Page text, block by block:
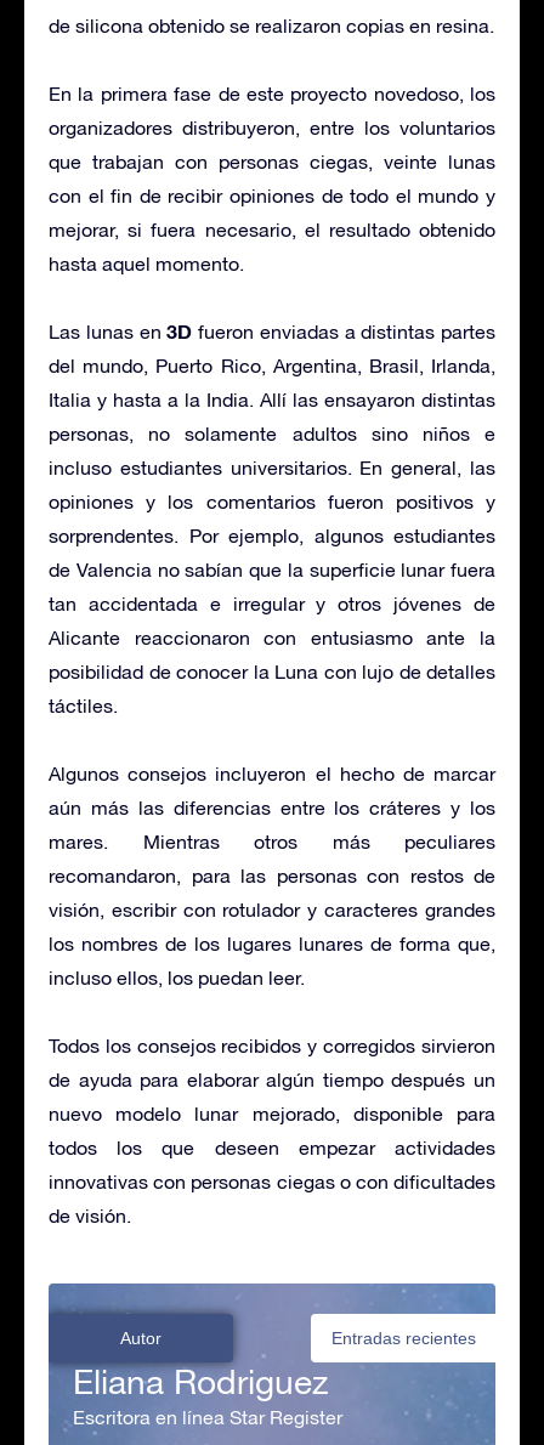
de silicona obtenido se realizaron copias en resina.
En la primera fase de este proyecto novedoso, los
organizadores distribuyeron, entre los voluntarios
que trabajan con personas ciegas, veinte lunas
con el fin de recibir opiniones de todo el mundo y
mejorar, si fuera necesario, el resultado obtenido
hasta aquel momento.
Las lunas en3D fueron enviadas a distintas partes
del mundo, Puerto Rico, Argentina, Brasil, Irlanda,
Italia y hasta a la India. Allí las ensayaron distintas
personas, no solamente adultos sino niños e
incluso estudiantes universitarios. En general, las
opiniones y los comentarios fueron positivos y
sorprendentes. Por ejemplo, algunos estudiantes
de Valencia no sabían que la superficie lunar fuera
tan accidentada e irregular y otros jóvenes de
Alicante reaccionaron con entusiasmo ante la
posibilidad de conocer la Luna con lujo de detalles
táctiles.
Algunos consejos incluyeron el hecho de marcar
aún más las diferencias entre los cráteres y los
mares. Mientras otros más peculiares
recomandaron, para las personas con restos de
visión, escribir con rotulador y caracteres grandes
los nombres de los lugares lunares de forma que,
incluso ellos, los puedan leer.
Todos los consejos recibidos y corregidos sirvieron
de ayuda para elaborar algún tiempo después un
nuevo modelo lunar mejorado, disponible para
todos los que deseen empezar actividades
innovativas con personas ciegas o con dificultades
de visión.
Autor Entradas recientes
Eliana Rodriguez
Escritora en línea Star Register